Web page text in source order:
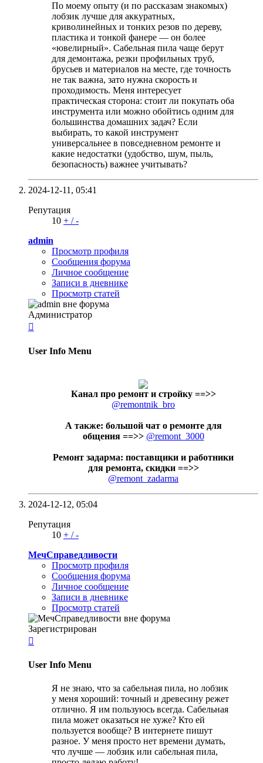
По моему опыту (и по рассказам знакомых)
лобзик лучше для аккуратных,
криволинейных и тонких резов по дереву,
пластика и тонкой фанере — он более
«ювелирный». Сабельная пила чаще берут
для демонтажа, резки профильных труб,
брусьев и материалов на месте, где точность
не так важна, зато нужна скорость и
проходимость. Меня интересует
практическая сторона: стоит ли покупать оба
инструмента или можно обойтись одним для
большинства домашних задач? Если
выбирать, то какой инструмент
универсальнее в повседневном ремонте и
какие недостатки (удобство, шум, пыль,
безопасность) важнее учитывать?
2024-12-11, 05:41
Репутация
10 + /-
admin
Просмотр профиля
Сообщения форума
Личное сообщение
Записи в дневнике
Просмотр статей
Администратор

User Info Menu
Канал про ремонт и стройку ==>>
@remontnik_bro
А также: большой чат о ремонте для
общения ==>> @remont_3000
Ремонт задарма: поставщики и работники
для ремонта, скидки ==>>
@remont_zadarma
2024-12-12, 05:04
Репутация
10 + /-
МечСправедливости
Просмотр профиля
Сообщения форума
Личное сообщение
Записи в дневнике
Просмотр статей
Зарегистрирован

User Info Menu
Я не знаю, что за сабельная пила, но лобзик
у меня хороший: точный и древесину режет
отлично. Я им пользуюсь всегда. Сабельная
пила может оказаться не хуже? Кто ей
пользуется вообще? В интернете пишут
разное. У меня просто нет времени думать,
что лучше — лобзик или сабельная пила,